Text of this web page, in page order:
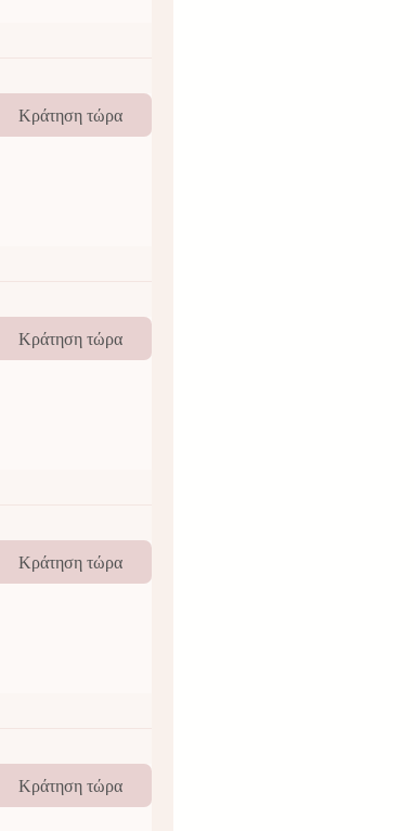
Κράτηση τώρα
Κράτηση τώρα
Κράτηση τώρα
Κράτηση τώρα